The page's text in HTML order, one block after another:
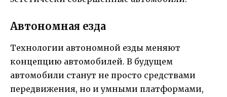
Автономная езда
Технологии автономной езды меняют
концепцию автомобилей. В будущем
автомобили станут не просто средствами
передвижения, но и умными платформами,